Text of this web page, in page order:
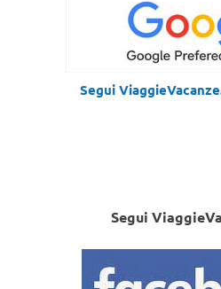
Segui
Segui